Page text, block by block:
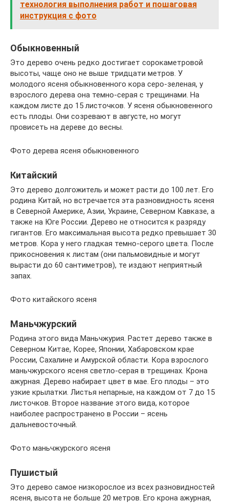
технология выполнения работ и пошаговая
инструкция с фото
Обыкновенный
Это дерево очень редко достигает сорокаметровой
высоты, чаще оно не выше тридцати метров. У
молодого ясеня обыкновенного кора серо-зеленая, у
взрослого дерева она темно-серая с трещинами. На
каждом листе до 15 листочков. У ясеня обыкновенного
есть плоды. Они созревают в августе, но могут
провисеть на дереве до весны.
Фото дерева ясеня обыкновенного
Китайский
Это дерево долгожитель и может расти до 100 лет. Его
родина Китай, но встречается эта разновидность ясеня
в Северной Америке, Азии, Украине, Северном Кавказе, а
также на Юге России. Дерево не относится к разряду
гигантов. Его максимальная высота редко превышает 30
метров. Кора у него гладкая темно-серого цвета. После
прикосновения к листам (они пальмовидные и могут
вырасти до 60 сантиметров), те издают неприятный
запах.
Фото китайского ясеня
Маньчжурский
Родина этого вида Маньчжурия. Растет дерево также в
Северном Китае, Корее, Японии, Хабаровском крае
России, Сахалине и Амурской области. Кора взрослого
маньчжурского ясеня светло-серая в трещинах. Крона
ажурная. Дерево набирает цвет в мае. Его плоды – это
узкие крылатки. Листья непарные, на каждом от 7 до 15
листочков. Второе название этого вида, которое
наиболее распространено в России – ясень
дальневосточный.
Фото маньчжурского ясеня
Пушистый
Это дерево самое низкорослое из всех разновидностей
ясеня, высота не больше 20 метров. Его крона ажурная,